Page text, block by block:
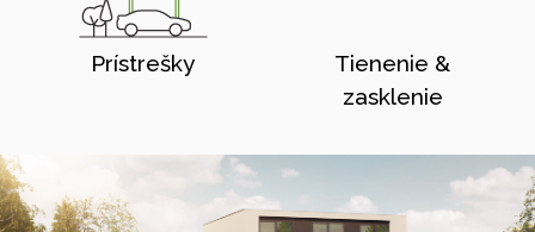
Prístrešky
Tienenie &
zasklenie